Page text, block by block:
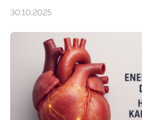
behandelt werden kann. In ihrer
Oncology, zeigen die
aus Gewebe von Patientinnen und
sogenannte Organoide – genutzt
vorab zu prüfen, welche
wirken. Dabei wurde ein Eiweiß
als Biomarker für die Wahl der
dienen könnte. Darmkrebs zählt
30.10.2025